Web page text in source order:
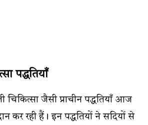
पद्धतियाँ
चिकित्सा जैसी प्राचीन पद्धतियाँ आज
कर रही हैं। इन पद्धतियों ने सदियों से